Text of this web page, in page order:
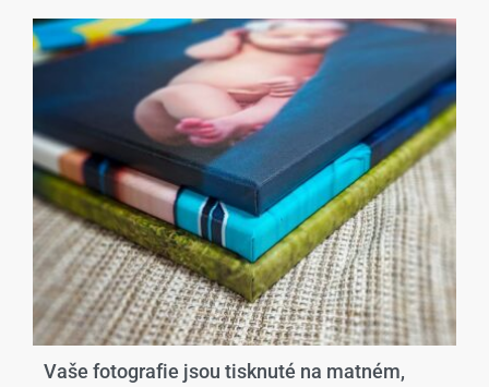
Vaše fotografie jsou tisknuté na matném,